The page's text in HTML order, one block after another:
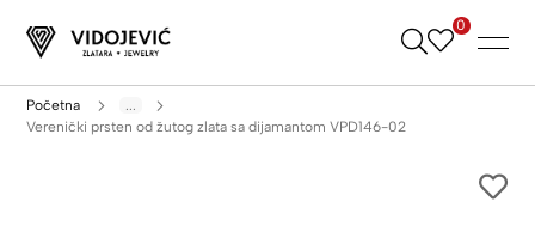
Skip
0
Početna
...
Verenički prsten od žutog zlata sa dijamantom VPD146-02